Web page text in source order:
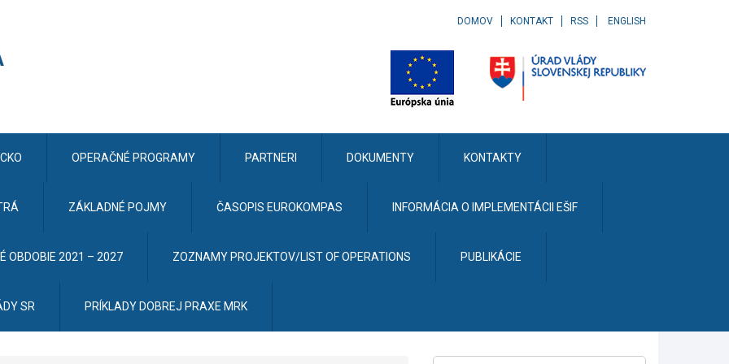
DOMOV KONTAKT RSS ENGLISH
CKO OPERAČNÉ PROGRAMY PARTNERI DOKUMENTY KONTAKTY
ZÁKLADNÉ POJMY ČASOPIS EUROKOMPAS INFORMÁCIA O IMPLEMENTÁCII EŠIF
OBDOBIE 2021 – 2027 ZOZNAMY PROJEKTOV/LIST OF OPERATIONS PUBLIKÁCIE
SR PRÍKLADY DOBREJ PRAXE MRK